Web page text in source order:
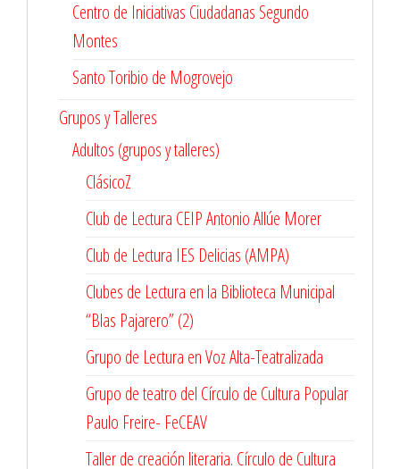
Centro de Iniciativas Ciudadanas Segundo
Montes
Santo Toribio de Mogrovejo
Grupos y Talleres
Adultos (grupos y talleres)
ClásicoZ
Club de Lectura CEIP Antonio Allúe Morer
Club de Lectura IES Delicias (AMPA)
Clubes de Lectura en la Biblioteca Municipal
“Blas Pajarero” (2)
Grupo de Lectura en Voz Alta-Teatralizada
Grupo de teatro del Círculo de Cultura Popular
Paulo Freire- FeCEAV
Taller de creación literaria. Círculo de Cultura